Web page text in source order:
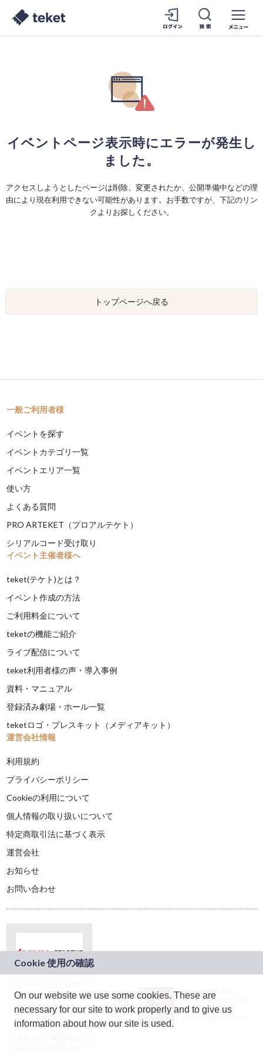
イベントページ表示時にエラーが発生し
ました。
アクセスしようとしたページは削除、変更されたか、公開準備中などの理
由により現在利用できない可能性があります。お手数ですが、下記のリン
クよりお探しください。
トップページへ戻る
一般ご利用者様
イベントを探す
イベントカテゴリ一覧
イベントエリア一覧
使い方
よくある質問
PRO ARTEKET（プロアルテケト）
シリアルコード受け取り
イベント主催者様へ
teket(テケト)とは？
イベント作成の方法
ご利用料金について
teketの機能ご紹介
ライブ配信について
teket利用者様の声・導入事例
資料・マニュアル
登録済み劇場・ホール一覧
teketロゴ・プレスキット（メディアキット）
運営会社情報
利用規約
プライバシーポリシー
Cookieの利用について
個人情報の取り扱いについて
特定商取引法に基づく表示
運営会社
お知らせ
お問い合わせ
ドコモグループの新
規事業創出プログラ
ム「docomo
STARTUP」を通じて
JASRAC許諾番号：
9024936001Y45037
JASRAC許諾番号：
On our website we use some cookies. These are
necessary for our site to work properly and to give us
information about how our site is used.